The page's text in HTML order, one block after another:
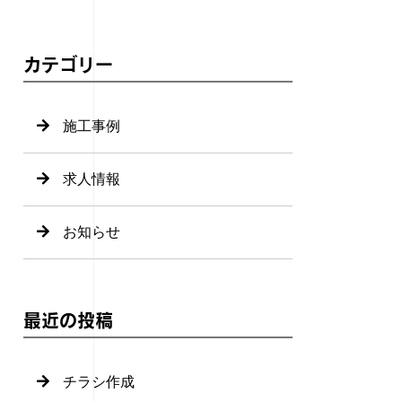
カテゴリー
施工事例
求人情報
お知らせ
最近の投稿
チラシ作成